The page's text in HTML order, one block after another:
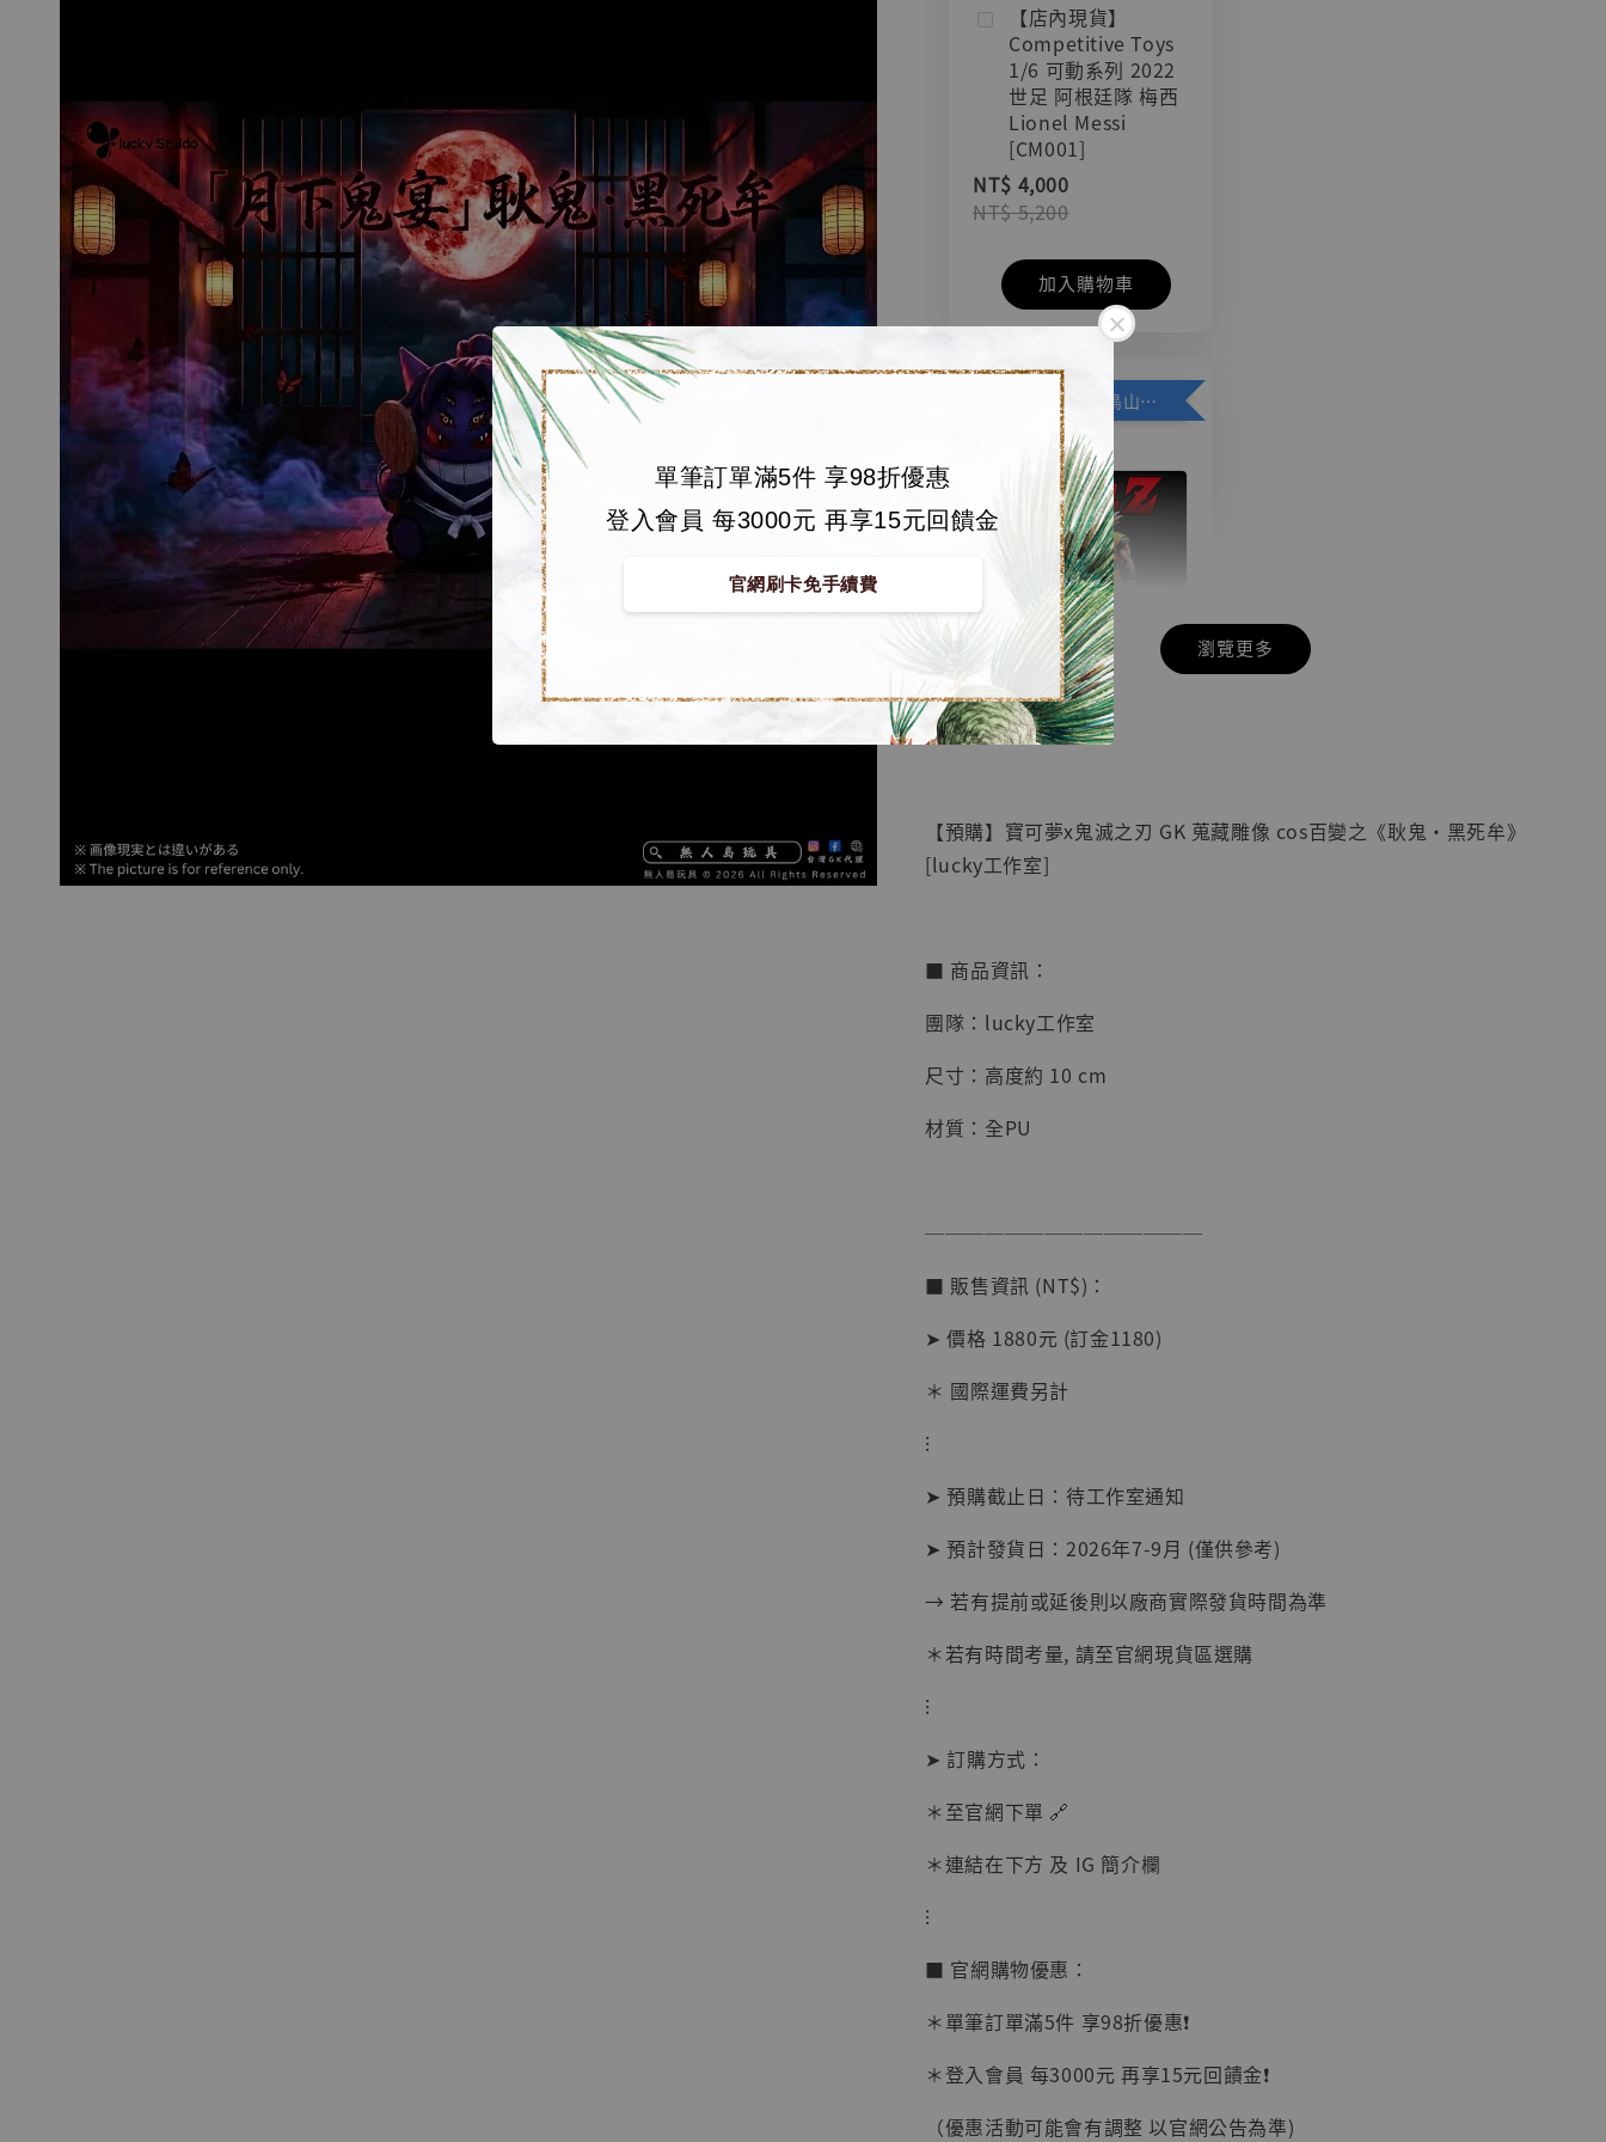
單筆訂單滿5件 享98折優惠
登入會員 每3000元 再享15元回饋金
官網刷卡免手續費
【店內現貨】
Competitive Toys
1/6 可動系列 2022
世足 阿根廷隊 梅西
Lionel Messi
[CM001]
NT$ 4,000
NT$ 5,200
加入購物車
加購優惠【悟空 鳥山明紀念款 [奇蹟工作室]】
【店內現貨】七龍珠
系列蒐藏雕像 悟空
NT$ 4,280
NT$ 5,580
- +
【店內現貨】海賊王
系列蒐藏雕像 布魯
NT$ 1,500
- +
加入購物車
【現貨】
BJSTUDIO 1/6系列
可動蒐藏人偶 讓子
彈飛 鵝城縣長 張麻
瀏覽更多
🏝【無人島玩具】
【預購】寶可夢x鬼滅之刃 GK 蒐藏雕像 cos百變之《耿鬼・黑死牟》
[lucky工作室]
■ 商品資訊：
團隊：lucky工作室
尺寸：高度約 10 cm
材質：全PU
──────────────
■ 販售資訊 (NT$)：
➤ 價格 1880元 (訂金1180)
＊ 國際運費另計
⁝
➤ 預購截止日：待工作室通知
➤ 預計發貨日：2026年7-9月 (僅供參考)
→ 若有提前或延後則以廠商實際發貨時間為準
＊若有時間考量, 請至官網現貨區選購
⁝
➤ 訂購方式：
＊至官網下單 🔗
＊連結在下方 及 IG 簡介欄
⁝
■ 官網購物優惠：
＊單筆訂單滿5件 享98折優惠❗️
＊登入會員 每3000元 再享15元回饋金❗️
（優惠活動可能會有調整 以官網公告為準)